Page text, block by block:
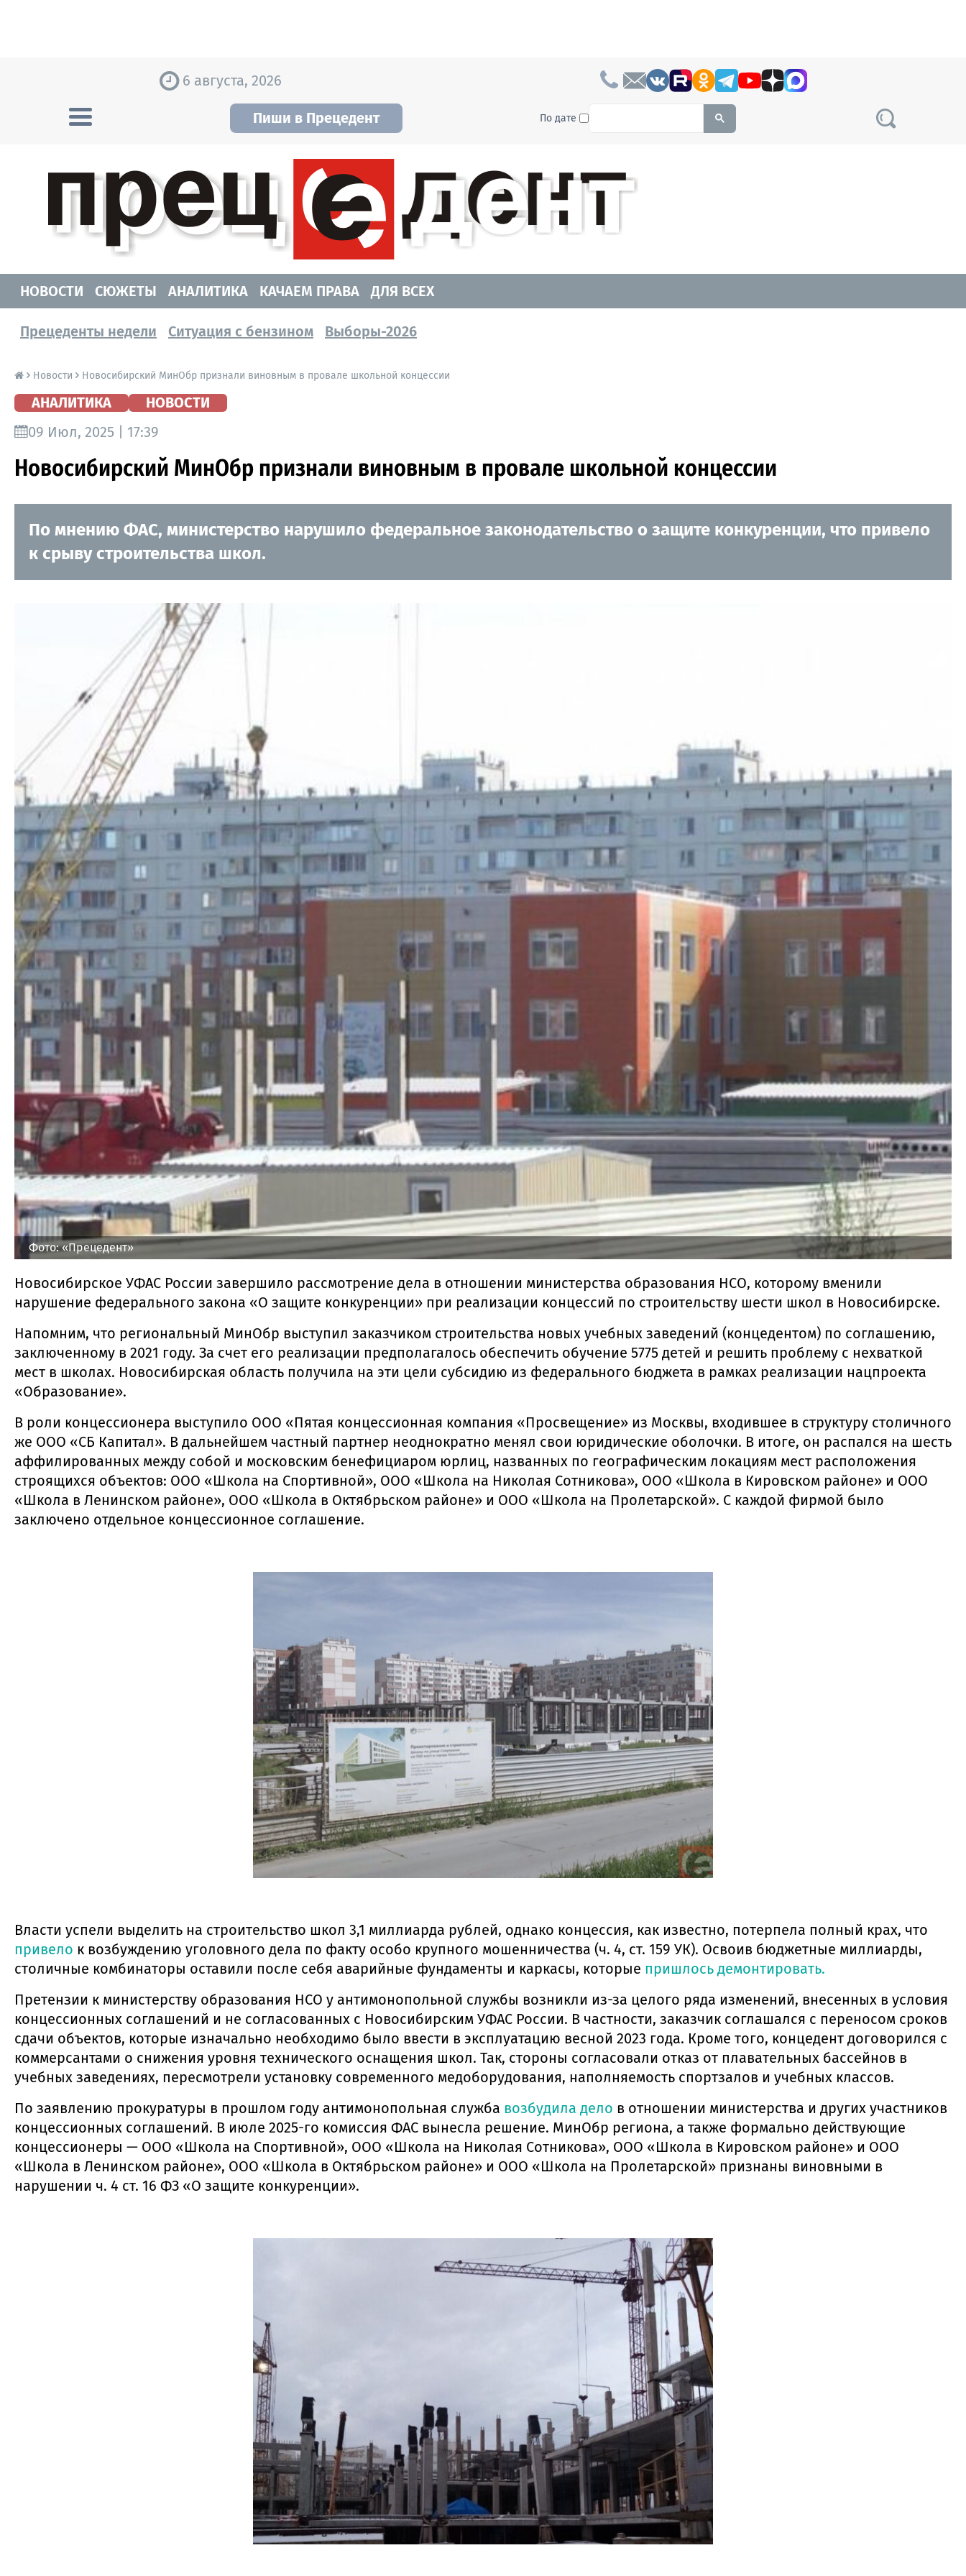
6 августа, 2026
Пиши в Прецедент По дате To search this site, enter a search term
НОВОСТИ
СЮЖЕТЫ АНАЛИТИКА КАЧАЕМ ПРАВА ДЛЯ ВСЕХ
Прецеденты недели Ситуация с бензином Выборы-2026
Новости Новосибирский МинОбр признали виновным в провале школьной концессии
АНАЛИТИКА
НОВОСТИ
09 Июл, 2025 | 17:39
Новосибирский МинОбр признали виновным в провале школьной концессии
По мнению ФАС, министерство нарушило федеральное законодательство о защите конкуренции, что привело
к срыву строительства школ.
Фото: «Прецедент»
Новосибирское УФАС России завершило рассмотрение дела в отношении министерства образования НСО, которому вменили
нарушение федерального закона «О защите конкуренции» при реализации концессий по строительству шести школ в Новосибирске.
Напомним, что региональный МинОбр выступил заказчиком строительства новых учебных заведений (концедентом) по соглашению,
заключенному в 2021 году. За счет его реализации предполагалось обеспечить обучение 5775 детей и решить проблему с нехваткой
мест в школах. Новосибирская область получила на эти цели субсидию из федерального бюджета в рамках реализации нацпроекта
«Образование».
В роли концессионера выступило ООО «Пятая концессионная компания «Просвещение» из Москвы, входившее в структуру столичного
же ООО «СБ Капитал». В дальнейшем частный партнер неоднократно менял свои юридические оболочки. В итоге, он распался на шесть
аффилированных между собой и московским бенефициаром юрлиц, названных по географическим локациям мест расположения
строящихся объектов: ООО «Школа на Спортивной», ООО «Школа на Николая Сотникова», ООО «Школа в Кировском районе» и ООО
«Школа в Ленинском районе», ООО «Школа в Октябрьском районе» и ООО «Школа на Пролетарской». С каждой фирмой было
заключено отдельное концессионное соглашение.
Власти успели выделить на строительство школ 3,1 миллиарда рублей, однако концессия, как известно, потерпела полный крах, что
привело к возбуждению уголовного дела по факту особо крупного мошенничества (ч. 4, ст. 159 УК). Освоив бюджетные миллиарды,
столичные комбинаторы оставили после себя аварийные фундаменты и каркасы, которые пришлось демонтировать.
Претензии к министерству образования НСО у антимонопольной службы возникли из-за целого ряда изменений, внесенных в условия
концессионных соглашений и не согласованных с Новосибирским УФАС России. В частности, заказчик соглашался с переносом сроков
сдачи объектов, которые изначально необходимо было ввести в эксплуатацию весной 2023 года. Кроме того, концедент договорился с
коммерсантами о снижения уровня технического оснащения школ. Так, стороны согласовали отказ от плавательных бассейнов в
учебных заведениях, пересмотрели установку современного медоборудования, наполняемость спортзалов и учебных классов.
По заявлению прокуратуры в прошлом году антимонопольная служба возбудила дело в отношении министерства и других участников
концессионных соглашений. В июле 2025-го комиссия ФАС вынесла решение. МинОбр региона, а также формально действующие
концессионеры — ООО «Школа на Спортивной», ООО «Школа на Николая Сотникова», ООО «Школа в Кировском районе» и ООО
«Школа в Ленинском районе», ООО «Школа в Октябрьском районе» и ООО «Школа на Пролетарской» признаны виновными в
нарушении ч. 4 ст. 16 ФЗ «О защите конкуренции».